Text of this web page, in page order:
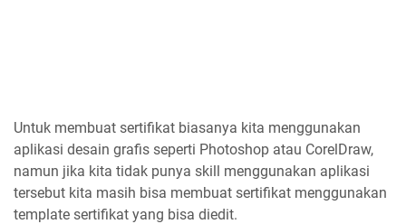
Untuk membuat sertifikat biasanya kita menggunakan
aplikasi desain grafis seperti Photoshop atau CorelDraw,
namun jika kita tidak punya skill menggunakan aplikasi
tersebut kita masih bisa membuat sertifikat menggunakan
template sertifikat yang bisa diedit.